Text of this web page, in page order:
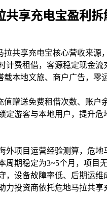
共享充电宝盈利拆
拉共享充电宝核心营收来源
计费租借，客源稳定现金流
载本地文旅、商户广告，零
值赠送免费租借次数、账户
定游客与本地用户，提升危
外项目运营经验测算，危地
周期稳定为3~5个月，项目
，设备故障率低、后期运维
力投资商依托危地马拉共享